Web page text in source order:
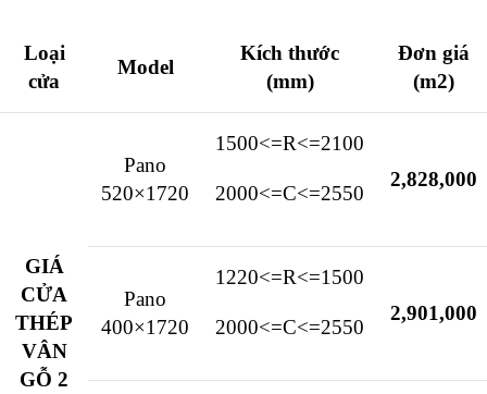
Loại
cửa
Model
Kích thước
(mm)
Đơn giá
(m2)
GIÁ
CỬA
THÉP
VÂN
GỖ 2
Pano
520×1720
1500<=R<=2100
2000<=C<=2550
2,828,000
Pano
400×1720
1220<=R<=1500
2000<=C<=2550
2,901,000